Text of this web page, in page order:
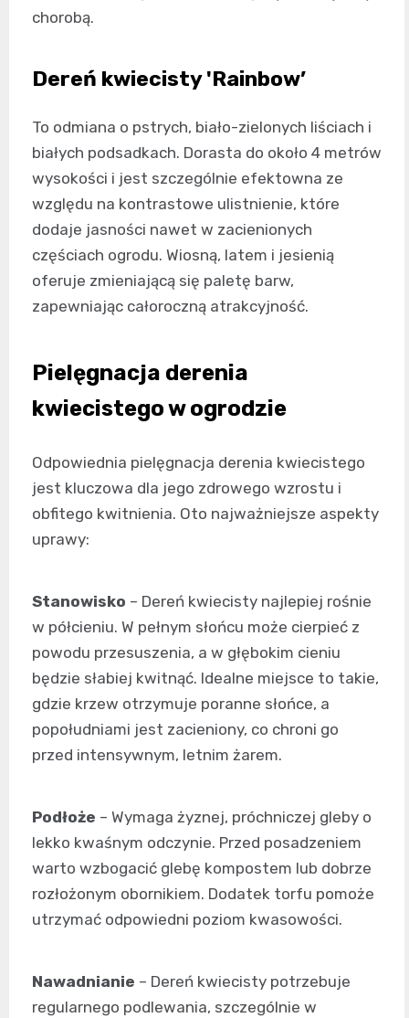
chorobą.
Dereń kwiecisty 'Rainbow’
To odmiana o pstrych, biało-zielonych liściach i
białych podsadkach. Dorasta do około 4 metrów
wysokości i jest szczególnie efektowna ze
względu na kontrastowe ulistnienie, które
dodaje jasności nawet w zacienionych
częściach ogrodu. Wiosną, latem i jesienią
oferuje zmieniającą się paletę barw,
zapewniając całoroczną atrakcyjność.
Pielęgnacja derenia
kwiecistego w ogrodzie
Odpowiednia pielęgnacja derenia kwiecistego
jest kluczowa dla jego zdrowego wzrostu i
obfitego kwitnienia. Oto najważniejsze aspekty
uprawy:
Stanowisko – Dereń kwiecisty najlepiej rośnie
w półcieniu. W pełnym słońcu może cierpieć z
powodu przesuszenia, a w głębokim cieniu
będzie słabiej kwitnąć. Idealne miejsce to takie,
gdzie krzew otrzymuje poranne słońce, a
popołudniami jest zacieniony, co chroni go
przed intensywnym, letnim żarem.
Podłoże – Wymaga żyznej, próchniczej gleby o
lekko kwaśnym odczynie. Przed posadzeniem
warto wzbogacić glebę kompostem lub dobrze
rozłożonym obornikiem. Dodatek torfu pomoże
utrzymać odpowiedni poziom kwasowości.
Nawadnianie – Dereń kwiecisty potrzebuje
regularnego podlewania, szczególnie w